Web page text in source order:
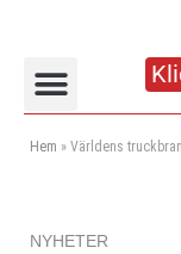
Hem » Världens
NYHETER